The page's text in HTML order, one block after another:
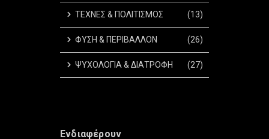
ΤΕΧΝΕΣ & ΠΟΛΙΤΙΣΜΟΣ (13)
ΦΥΣΗ & ΠΕΡΙΒΑΛΛΟΝ (26)
ΨΥΧΟΛΟΓΙΑ & ΔΙΑΤΡΟΦΗ (27)
Ενδιαφέρουν